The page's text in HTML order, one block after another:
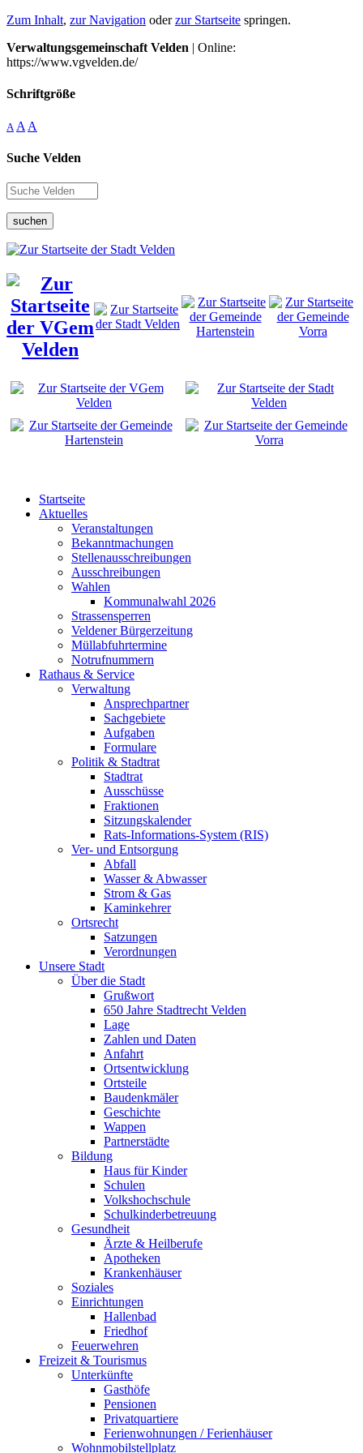
Zum Inhalt, zur Navigation oderzur Startseite springen.
Verwaltungsgemeinschaft Velden | Online:
https://www.vgvelden.de/
Schriftgröße
A A A
Suche Velden
suchen
Startseite
Aktuelles
Veranstaltungen
Bekanntmachungen
Stellenausschreibungen
Ausschreibungen
Wahlen
Kommunalwahl 2026
Strassensperren
Veldener Bürgerzeitung
Müllabfuhrtermine
Notrufnummern
Rathaus & Service
Verwaltung
Ansprechpartner
Sachgebiete
Aufgaben
Formulare
Politik & Stadtrat
Stadtrat
Ausschüsse
Fraktionen
Sitzungskalender
Rats-Informations-System (RIS)
Ver- und Entsorgung
Abfall
Wasser & Abwasser
Strom & Gas
Kaminkehrer
Ortsrecht
Satzungen
Verordnungen
Unsere Stadt
Über die Stadt
Grußwort
650 Jahre Stadtrecht Velden
Lage
Zahlen und Daten
Anfahrt
Ortsentwicklung
Ortsteile
Baudenkmäler
Geschichte
Wappen
Partnerstädte
Bildung
Haus für Kinder
Schulen
Volkshochschule
Schulkinderbetreuung
Gesundheit
Ärzte & Heilberufe
Apotheken
Krankenhäuser
Soziales
Einrichtungen
Hallenbad
Friedhof
Feuerwehren
Freizeit & Tourismus
Unterkünfte
Gasthöfe
Pensionen
Privatquartiere
Ferienwohnungen / Ferienhäuser
Wohnmobilstellplatz